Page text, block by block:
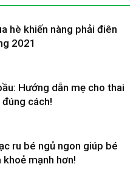
hè khiến nàng phải điên
2021
Hướng dẫn mẹ cho thai
cách!
ru bé ngủ ngon giúp bé
mạnh hơn!